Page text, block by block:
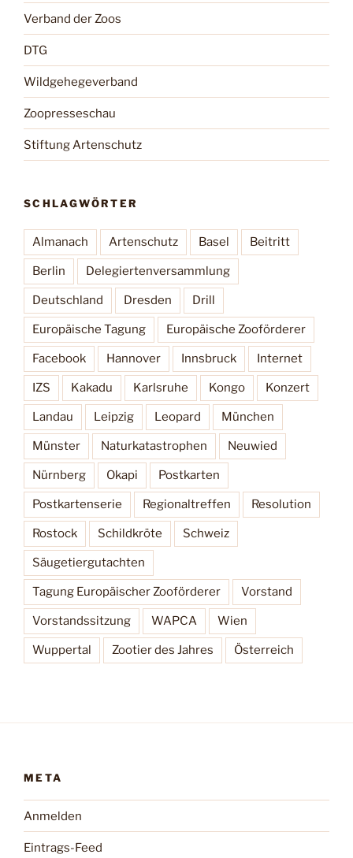
Verband der Zoos
DTG
Wildgehegeverband
Zoopresseschau
Stiftung Artenschutz
SCHLAGWÖRTER
Almanach Artenschutz Basel Beitritt
Berlin Delegiertenversammlung
Deutschland Dresden Drill
Europäische Tagung Europäische Zooförderer
Facebook Hannover Innsbruck Internet
IZS Kakadu Karlsruhe Kongo Konzert
Landau Leipzig Leopard München
Münster Naturkatastrophen Neuwied
Nürnberg Okapi Postkarten
Postkartenserie Regionaltreffen Resolution
Rostock Schildkröte Schweiz
Säugetiergutachten
Tagung Europäischer Zooförderer Vorstand
Vorstandssitzung WAPCA Wien
Wuppertal Zootier des Jahres Österreich
META
Anmelden
Eintrags-Feed